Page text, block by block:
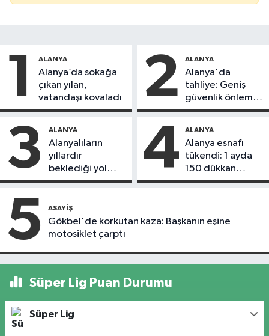
1 ALANYA
Alanya’da sokağa
çıkan yılan,
vatandaşı kovaladı
2 ALANYA
Alanya'da
tahliye: Geniş
güvenlik önlemi
alındı
3 ALANYA
Alanyalıların
yıllardır
beklediği yol
askıdan döndü
4 ALANYA
Alanya esnafı
tükendi: 1 ayda
150 dükkan
kapandı
5 ASAYIŞ
Gökbel'de korkutan kaza: Başkanın eşine
motosiklet çarptı
Süper Lig Puan Durumu
Süper Lig